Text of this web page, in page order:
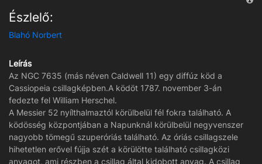
Észlelő:
Blahó Norbert
Leírás
Az NGC 7635 (más néven Caldwell 11) egy diffúz köd a
Cassiopeia csillagképben.A ködöt 1787. november 3-án
fedezte fel William Herschel.
A Messier 52 nyílthalmaztól körülbelül fél fokra található. A
ködösség központjában a Napunknál körülbelül negyvenszer
nagyobb tömegű szuperóriás található. Az óriás csillagszele
hihetetlen erővel fújja szét a körülötte található csillagközi
anyagot, ami részben a csillag által kidobott anyag. A csillag